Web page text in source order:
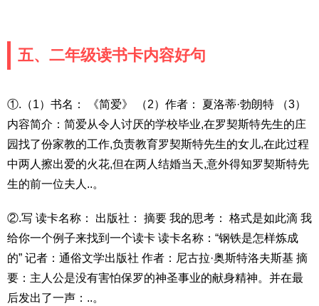
五、二年级读书卡内容好句
①.（1）书名： 《简爱》 （2）作者： 夏洛蒂·勃朗特 （3）
内容简介：简爱从令人讨厌的学校毕业,在罗契斯特先生的庄
园找了份家教的工作,负责教育罗契斯特先生的女儿,在此过程
中两人擦出爱的火花,但在两人结婚当天,意外得知罗契斯特先
生的前一位夫人..。
②.写 读卡名称： 出版社： 摘要 我的思考： 格式是如此滴 我
给你一个例子来找到一个读卡 读卡名称：“钢铁是怎样炼成
的” 记者：通俗文学出版社 作者：尼古拉·奥斯特洛夫斯基 摘
要：主人公是没有害怕保罗的神圣事业的献身精神。并在最
后发出了一声：..。